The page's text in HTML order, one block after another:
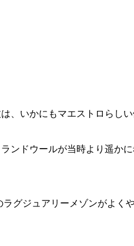
、いかにもマエストロらし
ンドウールが当時より遥か
グジュアリーメゾンがよく